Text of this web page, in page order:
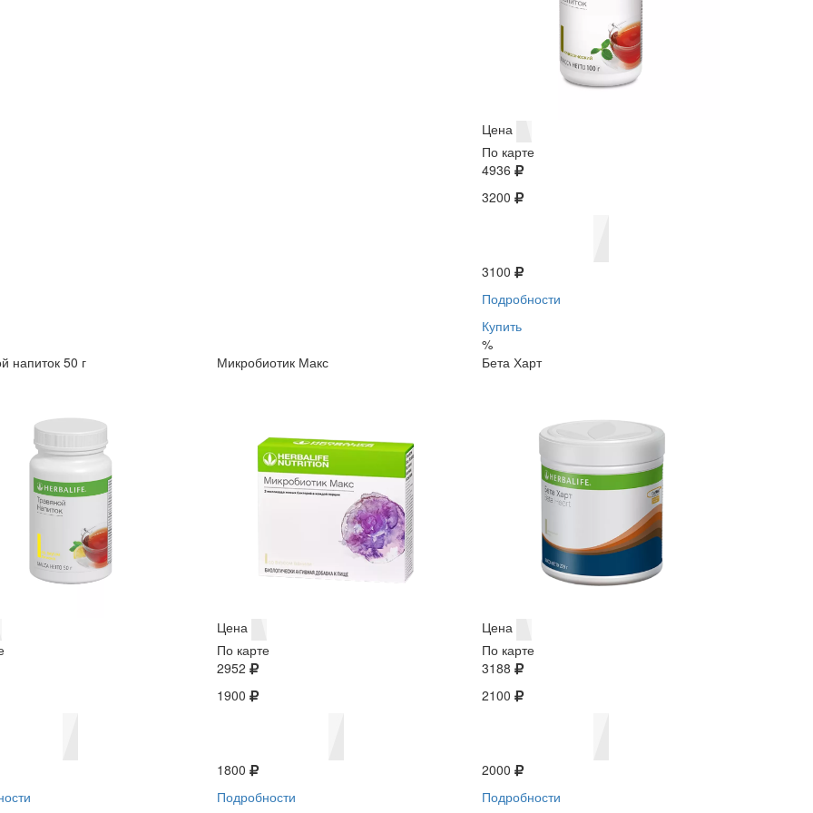
Цена
По карте
4936
3200
3100
Подробности
Купить
%
напиток 50 г
Микробиотик Макс
Цена
По карте
2952
1900
1800
Подробности
Бета Харт
Цена
По карте
3188
2100
2000
Подробности